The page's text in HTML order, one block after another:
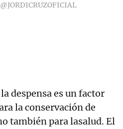
despensa es un factor
la conservación de
también para lasalud. El